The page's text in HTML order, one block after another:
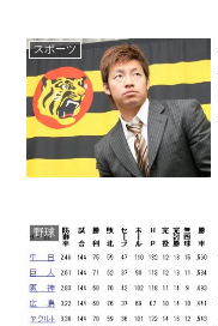
スポーツ
野球